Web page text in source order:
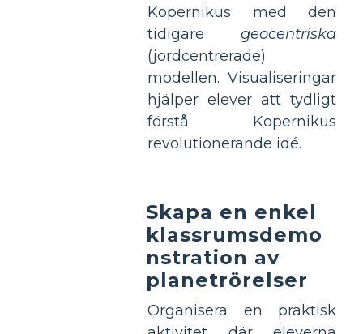
Kopernikus med den
tidigare geocentriska
(jordcentrerade)
modellen. Visualiseringar
hjälper elever att tydligt
förstå Kopernikus
revolutionerande idé.
Skapa en enkel
klassrumsdemo
nstration av
planetrörelser
Organisera en praktisk